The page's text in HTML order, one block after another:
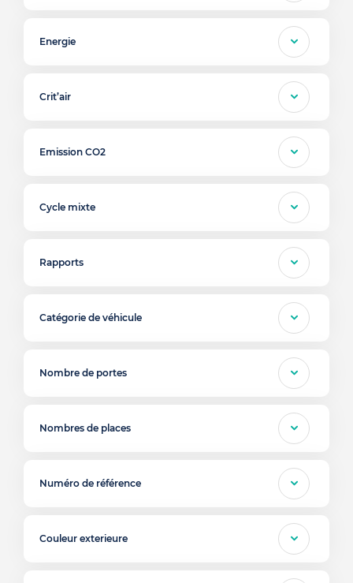
Energie
Crit’air
Emission CO2
Cycle mixte
Rapports
Catégorie de véhicule
Nombre de portes
Nombres de places
Numéro de référence
Couleur exterieure